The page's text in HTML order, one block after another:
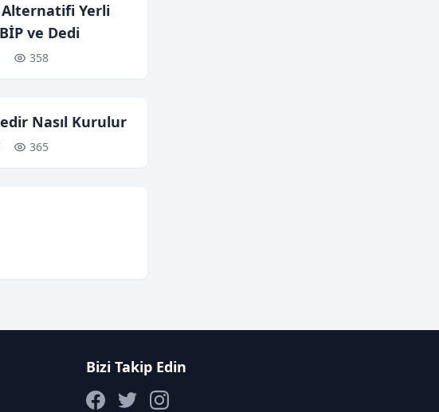
Yerli
ve Dedi
358
Nasıl Kurulur
365
Bizi Takip Edin